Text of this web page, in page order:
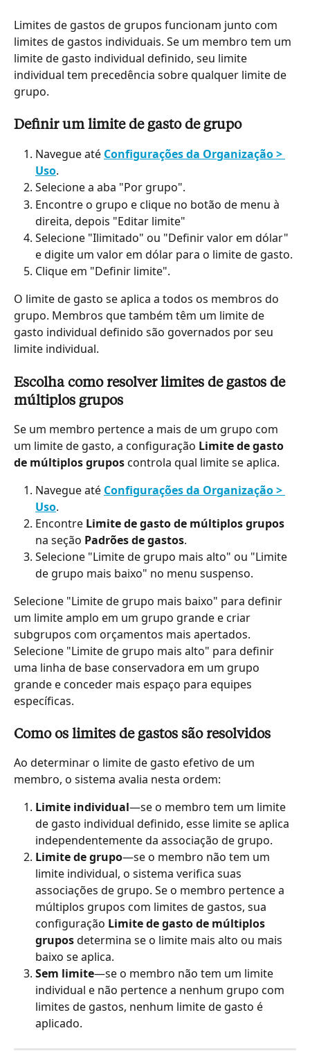
Limites de gastos de grupos funcionam junto com
limites de gastos individuais. Se um membro tem um
limite de gasto individual definido, seu limite
individual tem precedência sobre qualquer limite de
grupo.
Definir um limite de gasto de grupo
Navegue até Configurações da Organização >
Uso.
Selecione a aba "Por grupo".
Encontre o grupo e clique no botão de menu à
direita, depois "Editar limite"
Selecione "Ilimitado" ou "Definir valor em dólar"
e digite um valor em dólar para o limite de gasto.
Clique em "Definir limite".
O limite de gasto se aplica a todos os membros do
grupo. Membros que também têm um limite de
gasto individual definido são governados por seu
limite individual.
Escolha como resolver limites de gastos de
múltiplos grupos
Se um membro pertence a mais de um grupo com
um limite de gasto, a configuração Limite de gasto
de múltiplos grupos controla qual limite se aplica.
Navegue até Configurações da Organização >
Uso.
Encontre Limite de gasto de múltiplos grupos
na seção Padrões de gastos.
Selecione "Limite de grupo mais alto" ou "Limite
de grupo mais baixo" no menu suspenso.
Selecione "Limite de grupo mais baixo" para definir
um limite amplo em um grupo grande e criar
subgrupos com orçamentos mais apertados.
Selecione "Limite de grupo mais alto" para definir
uma linha de base conservadora em um grupo
grande e conceder mais espaço para equipes
específicas.
Como os limites de gastos são resolvidos
Ao determinar o limite de gasto efetivo de um
membro, o sistema avalia nesta ordem:
Limite individual—se o membro tem um limite
de gasto individual definido, esse limite se aplica
independentemente da associação de grupo.
Limite de grupo—se o membro não tem um
limite individual, o sistema verifica suas
associações de grupo. Se o membro pertence a
múltiplos grupos com limites de gastos, sua
configuração Limite de gasto de múltiplos
grupos determina se o limite mais alto ou mais
baixo se aplica.
Sem limite—se o membro não tem um limite
individual e não pertence a nenhum grupo com
limites de gastos, nenhum limite de gasto é
aplicado.